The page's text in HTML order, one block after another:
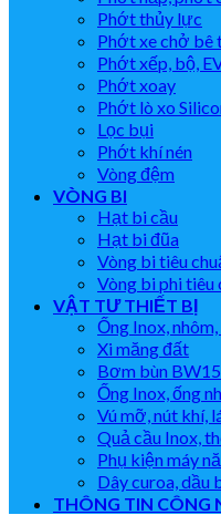
Phớt thủy lực
Phớt xe chở bê
Phớt xếp, bộ,
Phớt xoay
Phớt lò xo
Lọc bụi
Phớt khí nén
Vòng đệm
VÒNG BI
Hạt bi cầu
Hạt bi đũa
Vòng bi tiêu
Vòng bi phi tiêu
VẬT TƯ THIẾT BỊ
Ống Inox,
Xi măng đất
Bơm bùn
Ống Inox, ống
Vú mỡ, nút khí,
Quả cầu Inox,
Phụ kiện máy
Dây curoa, dầu
THÔNG TIN CÔNG